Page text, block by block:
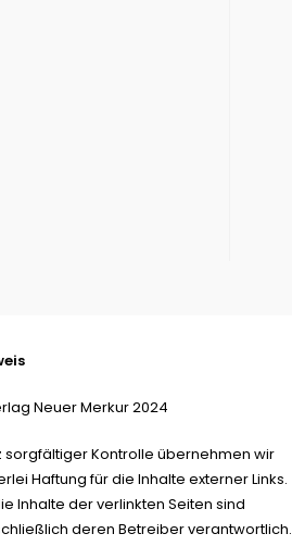
Neuer Merkur 2024
sorgfältiger Kontrolle übernehmen wir
Haftung für die Inhalte externer Links.
Inhalte der verlinkten Seiten sind
deren Betreiber verantwortlich.